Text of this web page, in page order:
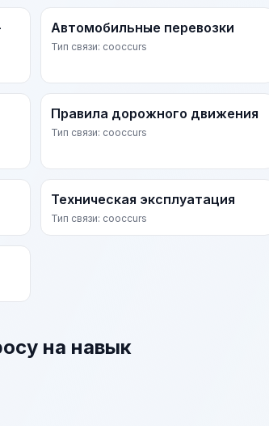
Автомобильные перевозки
Тип связи: cooccurs
Правила дорожного движения
Тип связи: cooccurs
Техническая эксплуатация
Тип связи: cooccurs
на навык